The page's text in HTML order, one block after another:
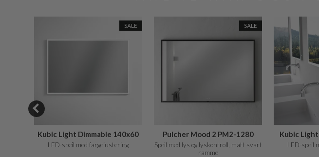
SALE
Kubic Light Dimmable 140x60
LED-speil med fargejustering
SALE
Pulcher Mood 2 PM2-1280
Speil med lys og lyskontroll, matt svart
ramme
Kubic
LED-speil